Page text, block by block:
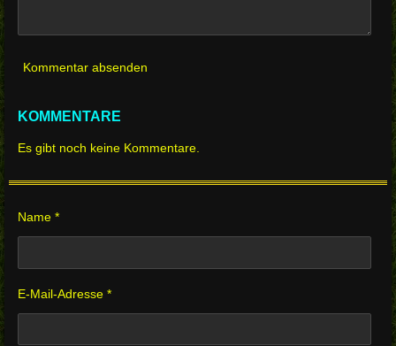
Kommentar absenden
KOMMENTARE
Es gibt noch keine Kommentare.
Name *
E-Mail-Adresse *